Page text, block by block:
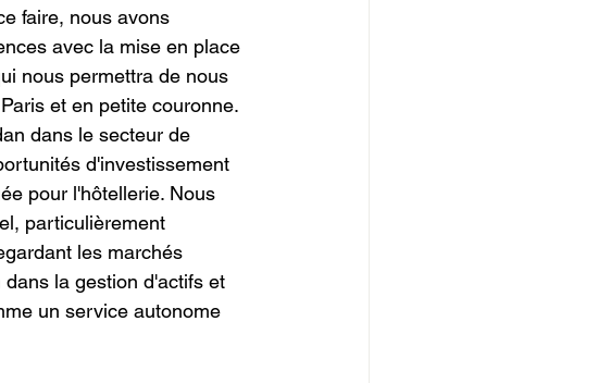
faire, nous avons
avec la mise en place
nous permettra de nous
et en petite couronne.
dans le secteur de
d'investissement
pour l'hôtellerie. Nous
particulièrement
les marchés
la gestion d'actifs et
un service autonome